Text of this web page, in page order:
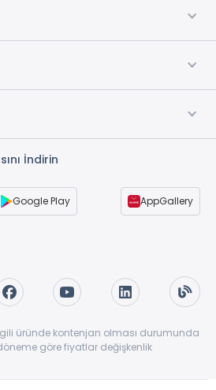
İndirin
Google Play AppGallery
üründe kontenjan olması durumunda
göre fiyatlar değişkenlik